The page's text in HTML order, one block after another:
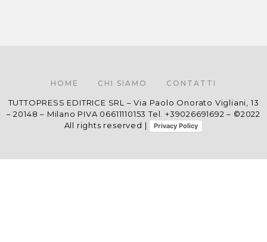
HOME CHI SIAMO CONTATTI
TUTTOPRESS EDITRICE SRL – Via Paolo Onorato Vigliani, 13
– 20148 – Milano PIVA 06611110153 Tel. +39026691692 – ©2022
All rights reserved |
Privacy Policy